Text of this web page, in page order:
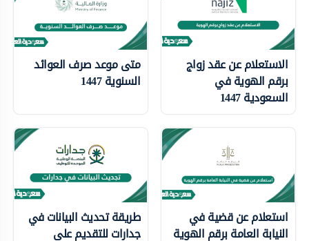
الاستعلام عن عقد زواج
برقم الهوية في
السعودية 1447
متى موعد صرف العوائد
السنوية 1447
استعلام عن قضية في
النيابة العامة برقم الهوية
طريقة تحديث البيانات في
جدارات للتقديم على